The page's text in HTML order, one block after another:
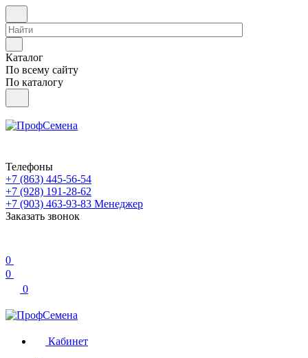
Каталог
По всему сайту
По каталогу
Телефоны
+7 (863) 445-56-54
+7 (928) 191-28-62
+7 (903) 463-93-83 Менеджер
Заказать звонок
0
0
0
Кабинет